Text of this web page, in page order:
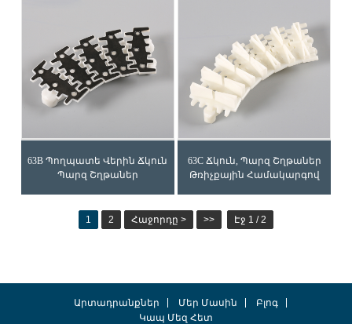
63B Պողպատե Վերին Ճկուն
Պարզ Շղթաներ
63C Ճկուն, Պարզ Շղթաներ
Թռիչքային Համակարգով
1 2 Հաջորդը > >> Էջ 1 / 2
Արտադրանքներ Մեր Մասին
Բլոգ
Կապ Մեզ Հետ